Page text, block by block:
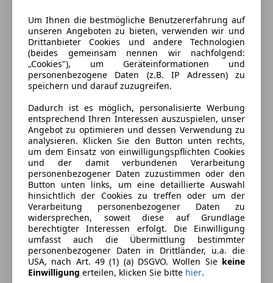
Energieverbrauch
Schadstoffklasse
Euro 5
Kraftstoff
Diesel
Kraftstoffverbrauch
3,80l/100 km (komb.)
CO₂-Emissionen
101 g/km (komb.)
Ausstattung
Komfort
Elektrische Fensterheber
Elektrische Seitenspiegel
Klimaautomatik
Lederlenkrad
Regensensor
Mehr anzeigen
Farbe und Innenausstattung
Außenfarbe
Braun
Um Ihnen die bestmögliche Benutzererfahrung auf
unseren Angeboten zu bieten, verwenden wir und
Drittanbieter Cookies und andere Technologien
(beides gemeinsam nennen wir nachfolgend:
„Cookies"), um Geräteinformationen und
personenbezogene Daten (z.B. IP Adressen) zu
speichern und darauf zuzugreifen.
Dadurch ist es möglich, personalisierte Werbung
entsprechend Ihren Interessen auszuspielen, unser
Angebot zu optimieren und dessen Verwendung zu
analysieren. Klicken Sie den Button unten rechts,
um dem Einsatz von einwilligungspflichten Cookies
und der damit verbundenen Verarbeitung
personenbezogener Daten zuzustimmen oder den
Button unten links, um eine detaillierte Auswahl
hinsichtlich der Cookies zu treffen oder um der
Verarbeitung personenbezogener Daten zu
widersprechen, soweit diese auf Grundlage
berechtigter Interessen erfolgt. Die Einwilligung
umfasst auch die Übermittlung bestimmter
personenbezogener Daten in Drittländer, u.a. die
USA, nach Art. 49 (1) (a) DSGVO. Wollen Sie keine
Einwilligung erteilen, klicken Sie bitte hier.